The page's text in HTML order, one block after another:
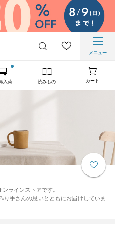
メニュー
入荷 読みもの カート
ラインストアです。
手さんの思いとともにお届けしていま